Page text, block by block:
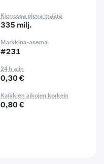
Kierrossa oleva määrä
335 milj.
Markkina-asema
#231
24 h alin
0,30 €
Kaikkien aikojen korkein
0,80 €